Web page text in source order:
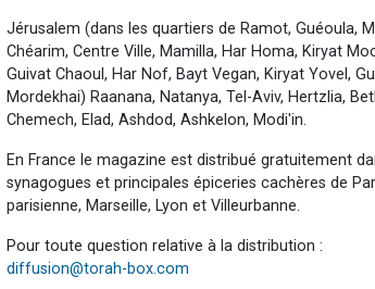
Jérusalem (dans les quartiers de Ramot, Guéoula,
Chéarim, Centre Ville, Mamilla, Har Homa, Kiryat
Guivat Chaoul, Har Nof, Bayt Vegan, Kiryat Yovel,
Mordekhai) Raanana, Natanya, Tel-Aviv, Hertzlia,
Chemech, Elad, Ashdod, Ashkelon, Modi'in.
En France le magazine est distribué gratuitement
synagogues et principales épiceries cachères de
parisienne, Marseille, Lyon et Villeurbanne.
Pour toute question relative à la distribution :
diffusion@torah-box.com